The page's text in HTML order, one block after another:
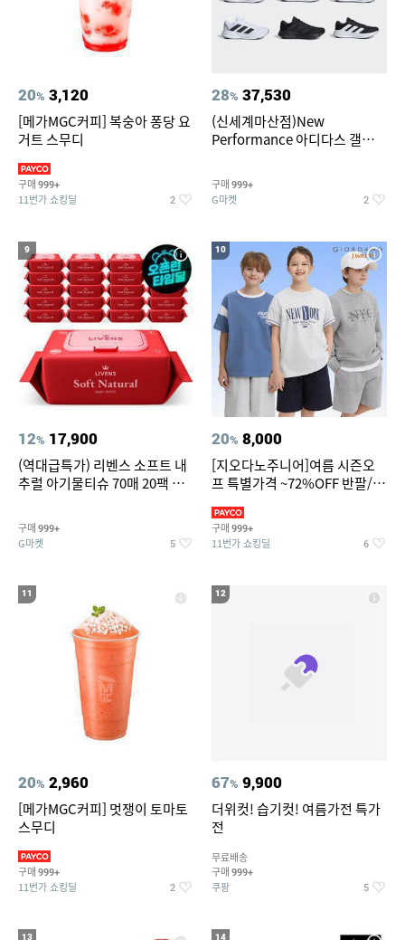
20% 3,120
[메가MGC커피] 복숭아 퐁당 요
거트 스무디
구매 999+
11번가 쇼킹딜 2
28% 37,530
(신세계마산점)New
Performance 아디다스 갤럭시
구매 999+
G마켓 2
9
12% 17,900
(역대급특가) 리벤스 소프트 내
추럴 아기물티슈 70매 20팩 캡
구매 999+
G마켓 5
10
20% 8,000
[지오다노주니어]여름 시즌오
프 특별가격 ~72%OFF 반팔/반
구매 999+
11번가 쇼킹딜 6
11
20% 2,960
[메가MGC커피] 멋쟁이 토마토
스무디
구매 999+
11번가 쇼킹딜 2
12
67% 9,900
더위컷! 습기컷! 여름가전 특가
전
무료배송
구매 999+
쿠팡 5
13 14